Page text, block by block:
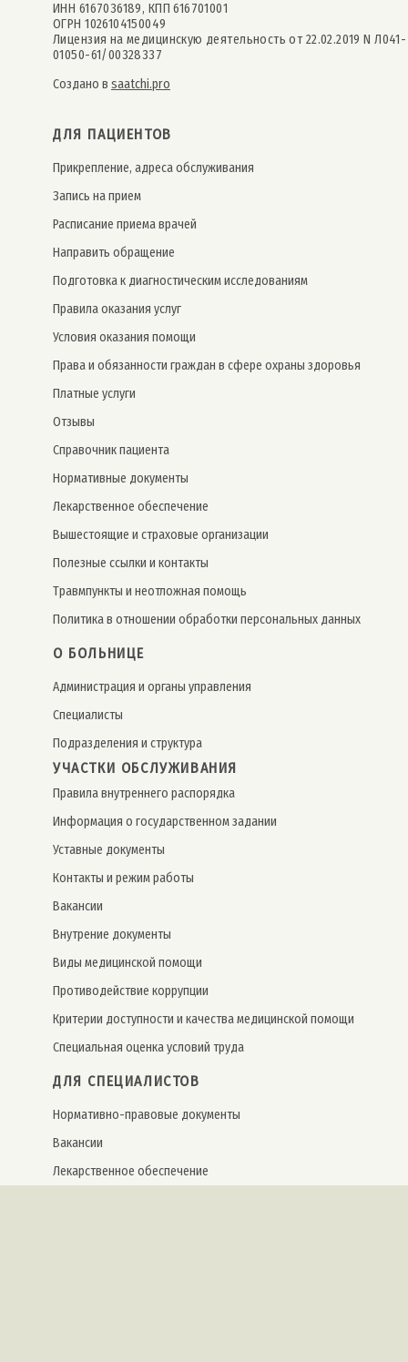
ИНН 6167036189, КПП 616701001
ОГРН 1026104150049
Лицензия на медицинскую деятельность от 22.02.2019 N Л041-
01050-61/00328337
Создано в saatchi.pro
ДЛЯ ПАЦИЕНТОВ
Прикрепление, адреса обслуживания
Запись на прием
Расписание приема врачей
Направить обращение
Подготовка к диагностическим исследованиям
Правила оказания услуг
Условия оказания помощи
Права и обязанности граждан в сфере охраны здоровья
Платные услуги
Отзывы
Справочник пациента
Нормативные документы
Лекарственное обеспечение
Вышестоящие и страховые организации
Полезные ссылки и контакты
Травмпункты и неотложная помощь
Политика в отношении обработки персональных данных
О БОЛЬНИЦЕ
Администрация и органы управления
Специалисты
Подразделения и структура
УЧАСТКИ ОБСЛУЖИВАНИЯ
Правила внутреннего распорядка
Информация о государственном задании
Уставные документы
Контакты и режим работы
Вакансии
Внутрение документы
Виды медицинской помощи
Противодействие коррупции
Критерии доступности и качества медицинской помощи
Специальная оценка условий труда
ДЛЯ СПЕЦИАЛИСТОВ
Нормативно-правовые документы
Вакансии
Лекарственное обеспечение